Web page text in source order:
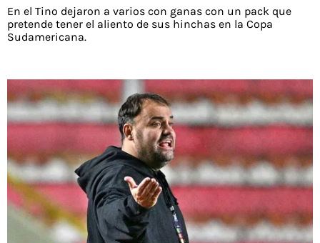
En el Tino dejaron a varios con ganas con un pack que
pretende tener el aliento de sus hinchas en la Copa
Sudamericana.